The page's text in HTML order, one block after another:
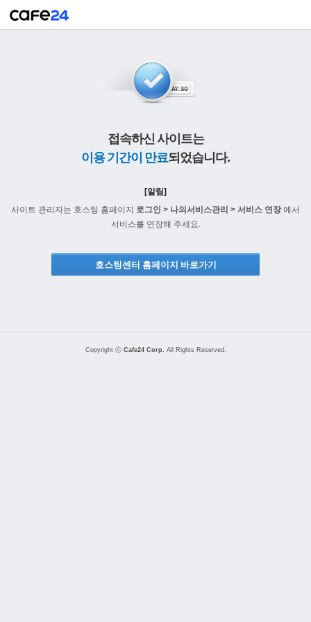
접속하신 사이트는
이용 기간이 만료되었습니다.
[알림]
사이트 관리자는 호스팅 홈페이지 로그인 > 나의서비스관리 > 서비스 연장에서
서비스를 연장해 주세요.
호스팅센터 홈페이지 바로가기
Copyright ⓒ Cafe24 Corp. All Rights Reserved.